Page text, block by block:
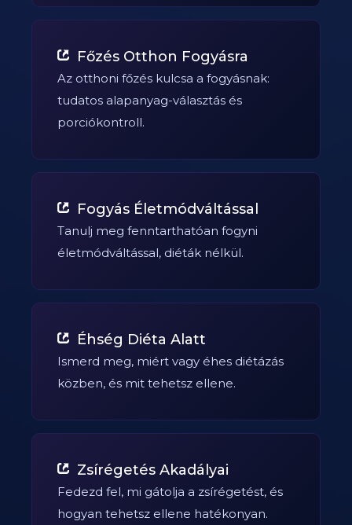
Főzés Otthon Fogyásra
Az otthoni főzés kulcsa a fogyásnak:
tudatos alapanyag-választás és
porciókontroll.
Fogyás Életmódváltással
Tanulj meg fenntarthatóan fogyni
életmódváltással, diéták nélkül.
Éhség Diéta Alatt
Ismerd meg, miért vagy éhes diétázás
közben, és mit tehetsz ellene.
Zsírégetés Akadályai
Fedezd fel, mi gátolja a zsírégetést, és
hogyan tehetsz ellene hatékonyan.